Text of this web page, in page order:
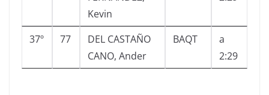
Kevin
37º 77
DEL CASTAÑO
CANO, Ander
BAQT
a
2:29